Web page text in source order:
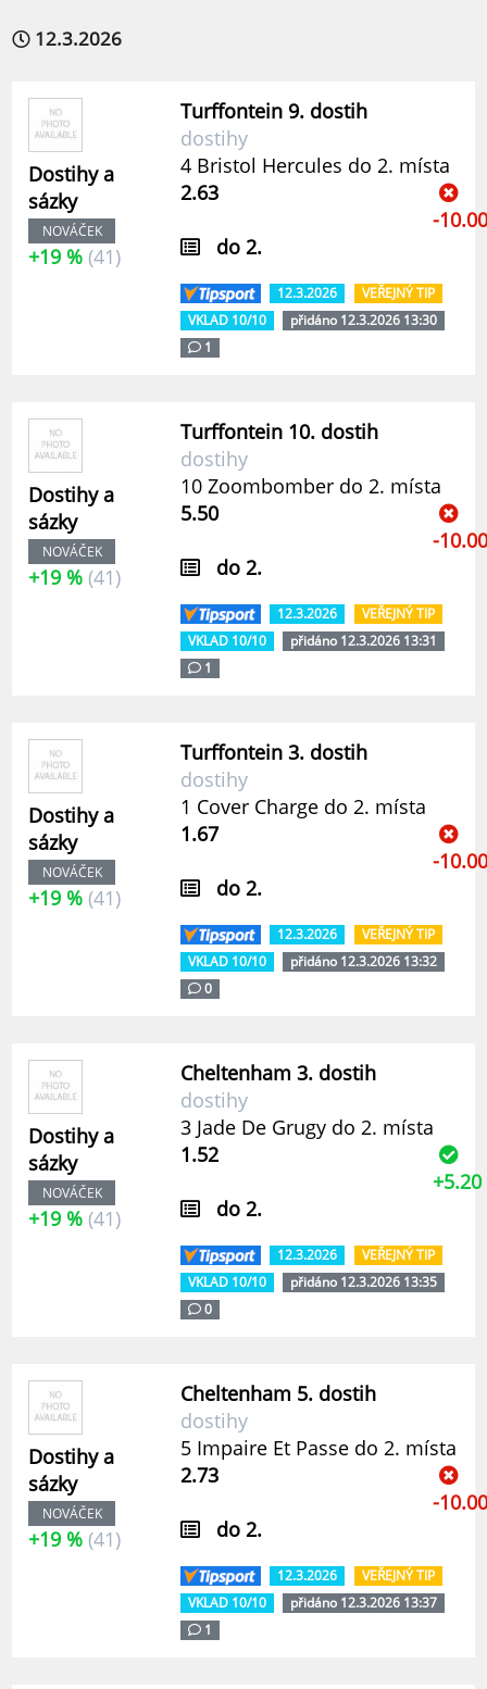
12.3.2026
Dostihy a
sázky
NOVÁČEK
+19 % (41)
Turffontein 9. dostih
dostihy
4 Bristol Hercules do 2. místa
2.63
do 2.
-10.00
12.3.2026
VEŘEJNÝ TIP
VKLAD 10/10
přidáno 12.3.2026 13:30
1
Dostihy a
sázky
NOVÁČEK
+19 % (41)
Turffontein 10. dostih
dostihy
10 Zoombomber do 2. místa
5.50
do 2.
-10.00
12.3.2026
VEŘEJNÝ TIP
VKLAD 10/10
přidáno 12.3.2026 13:31
1
Dostihy a
sázky
NOVÁČEK
+19 % (41)
Turffontein 3. dostih
dostihy
1 Cover Charge do 2. místa
1.67
do 2.
-10.00
12.3.2026
VEŘEJNÝ TIP
VKLAD 10/10
přidáno 12.3.2026 13:32
0
Dostihy a
sázky
NOVÁČEK
+19 % (41)
Cheltenham 3. dostih
dostihy
3 Jade De Grugy do 2. místa
1.52
do 2.
+5.20
12.3.2026
VEŘEJNÝ TIP
VKLAD 10/10
přidáno 12.3.2026 13:35
0
Dostihy a
sázky
NOVÁČEK
+19 % (41)
Cheltenham 5. dostih
dostihy
5 Impaire Et Passe do 2. místa
2.73
do 2.
-10.00
12.3.2026
VEŘEJNÝ TIP
VKLAD 10/10
přidáno 12.3.2026 13:37
1